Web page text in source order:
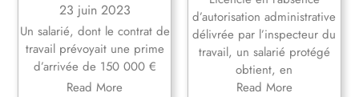
23 juin 2023
Un salarié, dont le contrat de
travail prévoyait une prime
d’arrivée de 150 000 €
Read More
d’autorisation administrative
délivrée par l’inspecteur du
travail, un salarié protégé
obtient, en
Read More